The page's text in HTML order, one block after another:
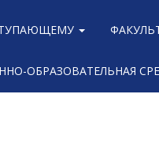
ОБРАЗОВАТЕЛЬНАЯ